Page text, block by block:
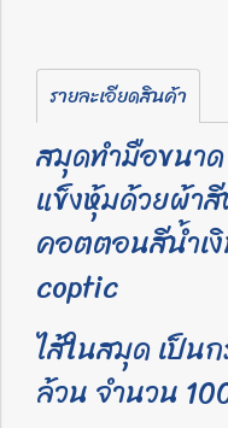
รายละเอียดสินค้า
สมุดทำมือขนาด
แข็งหุ้มด้วยผ้า
คอตตอนสีน้ำเ
coptic
ไส้ในสมุด เป็น
ล้วน จำนวน